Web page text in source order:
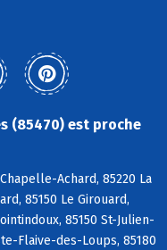
(85470) est proche
Achard, 85220 La
85150 Le Girouard,
85150 St-Julien-
Flaive-des-Loups, 85180